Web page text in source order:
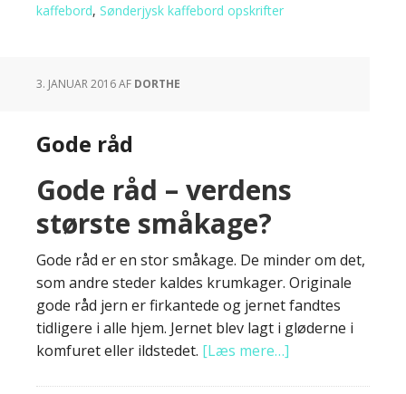
kaffebord, Sønderjysk kaffebord opskrifter
3. JANUAR 2016AF DORTHE
Gode råd
Gode råd – verdens
største småkage?
Gode råd er en stor småkage. De minder om det,
som andre steder kaldes krumkager. Originale
gode råd jern er firkantede og jernet fandtes
tidligere i alle hjem. Jernet blev lagt i gløderne i
komfuret eller ildstedet. [Læs mere…]